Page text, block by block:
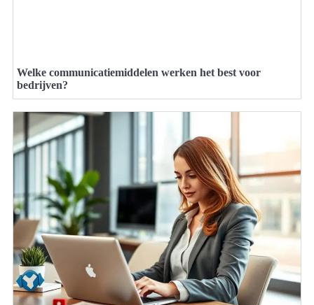
Welke communicatiemiddelen werken het best voor
bedrijven?